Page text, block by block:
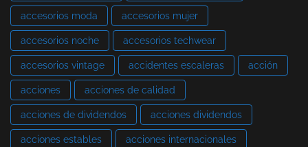
accesorios moda accesorios mujer
accesorios noche accesorios techwear
accesorios vintage accidentes escaleras acción
acciones acciones de calidad
acciones de dividendos acciones dividendos
acciones estables acciones internacionales